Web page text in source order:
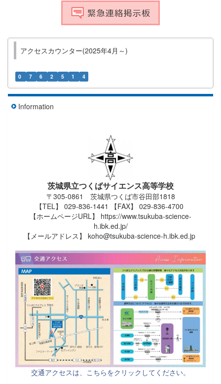
アクセスカウンター(2025年4月～)
0 7 6 2 5 1 4
Information
茨城県立つくばサイエンス高等学校
〒305-0861 茨城県つくば市谷田部1818
【TEL】 029-836-1441 【FAX】 029-836-4700
【ホームページURL】 https://www.tsukuba-science-
h.ibk.ed.jp/
【メールアドレス】 koho@tsukuba-science-h.ibk.ed.jp
交通アクセスは、こちらをクリックしてください。